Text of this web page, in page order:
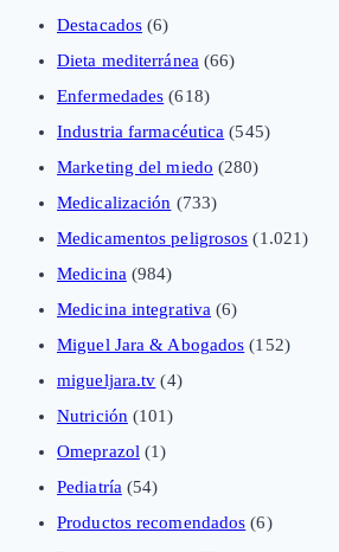
Destacados (6)
Dieta mediterránea (66)
Enfermedades (618)
Industria farmacéutica (545)
Marketing del miedo (280)
Medicalización (733)
Medicamentos peligrosos (1.021)
Medicina (984)
Medicina integrativa (6)
Miguel Jara & Abogados (152)
migueljara.tv (4)
Nutrición (101)
Omeprazol (1)
Pediatría (54)
Productos recomendados (6)